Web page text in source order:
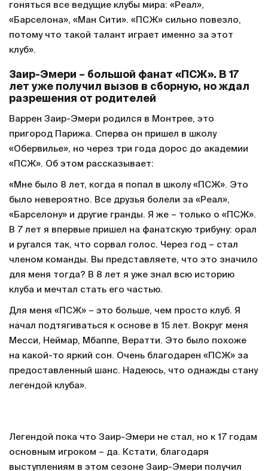
гоняться все ведущие клубы мира: «Реал»,
«Барселона», «Ман Сити». «ПСЖ» сильно повезло,
потому что такой талант играет именно за этот
клуб».
Заир-Эмери – большой фанат «ПСЖ». В 17
лет уже получил вызов в сборную, но ждал
разрешения от родителей
Варрен Заир-Эмери родился в Монтрее, это
пригород Парижа. Сперва он пришел в школу
«Обервилье», но через три года дорос до академии
«ПСЖ». Об этом рассказывает:
«Мне было 8 лет, когда я попал в школу «ПСЖ». Это
было невероятно. Все друзья болели за «Реал»,
«Барселону» и другие гранды. Я же – только о «ПСЖ».
В 7 лет я впервые пришел на фанатскую трибуну: орал
и ругался так, что сорвал голос. Через год – стал
членом команды. Вы представляете, что это значило
для меня тогда? В 8 лет я уже знал всю историю
клуба и мечтал стать его частью.
Для меня «ПСЖ» – это больше, чем просто клуб. Я
начал подтягиваться к основе в 15 лет. Вокруг меня
Месси, Неймар, Мбаппе, Вератти. Это было похоже
на какой-то яркий сон. Очень благодарен «ПСЖ» за
предоставленный шанс. Надеюсь, что однажды стану
легендой клуба».
Легендой пока что Заир-Эмери не стал, но к 17 годам
основным игроком – да. Кстати, благодаря
выступлениям в этом сезоне Заир-Эмери получил